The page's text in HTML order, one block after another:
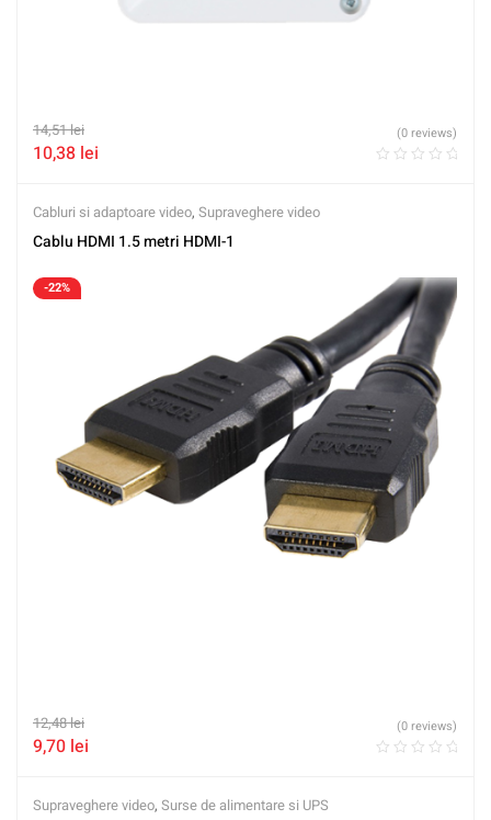
14,51lei
10,38 lei
(0 reviews)
Cabluri si adaptoare video, Supraveghere video
Cablu HDMI 1.5 metri HDMI-1
-22%
12,48lei
9,70 lei
(0 reviews)
Supraveghere video, Surse de alimentare si UPS